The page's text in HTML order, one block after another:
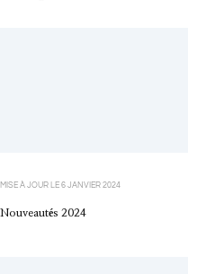
MISE À JOUR LE 6 JANVIER 2024
Nouveautés 2024